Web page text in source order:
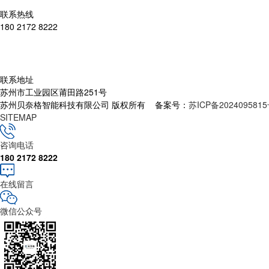
联系热线
180 2172 8222
联系地址
苏州市工业园区莆田路251号
苏州贝奈格智能科技有限公司 版权所有 备案号： 苏ICP备
SITEMAP
咨询电话
180 2172 8222
在线留言
微信公众号